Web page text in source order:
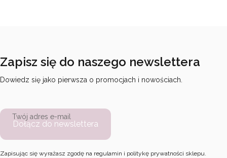
Zapisz się do naszego newslettera
Dowiedz się jako pierwsza o promocjach i nowościach.
Twój adres e-mail
Dołącz do newslettera
Zapisując się wyrażasz zgodę na regulamin i politykę prywatności sklepu.